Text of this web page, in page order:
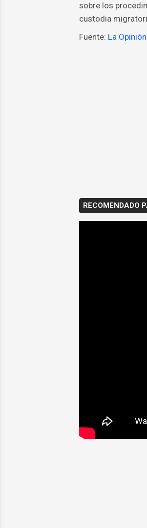
sobre los
custodia
Fuente: La Opinión
RECOMENDADO